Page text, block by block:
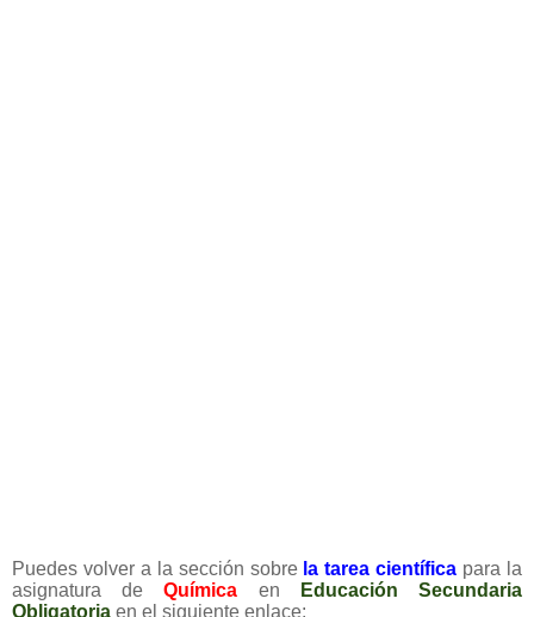
Puedes volver a la sección sobre la tarea científica para la
asignatura deQuímica en EducaciónSecundaria
Obligatoria en el siguiente enlace: